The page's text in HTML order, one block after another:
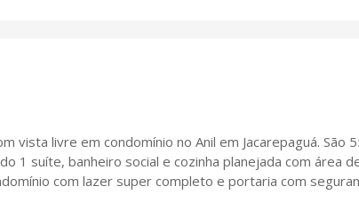
livre em condomínio no Anil em Jacarepaguá. São
1 suíte, banheiro social e cozinha planejada com área
com lazer super completo e portaria com